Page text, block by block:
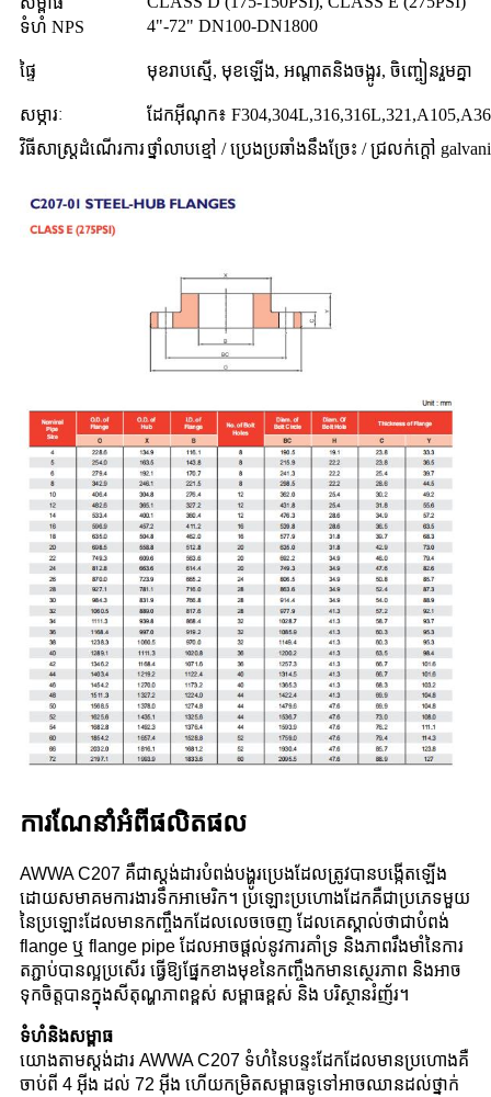
ទំហំ NPS
4"-72" DN100-DN1800
ផ្ទៃ មុខរាបស្មើ, មុខឡើង, អណ្តាតនិងចង្អូរ, ចិញ្ចៀនរួមគ្នា
សម្ភារៈ
ដែកអ៊ីណុក៖
វិធីសាស្រ្តដំណើរការថ្នាំលាបខ្មៅ / ប្រេងប្រឆាំងនឹងច្រែះ / ជ្រលក់ក្តៅ
ការណែនាំអំពីផលិតផល
AWWA C207 គឺជាស្តង់ដារបំពង់បង្ហូរប្រេងដែលត្រូវបានបង្កើតឡើង
ដោយសមាគមការងារទឹកអាមេរិក។ ប្រឡោះប្រហោងដែកគឺជាប្រភេទមួយ
នៃប្រឡោះដែលមានកញ្ចឹងកដែលលេចចេញ ដែលគេស្គាល់ថាជាបំពង់
flange ឬ flange pipe ដែលអាចផ្តល់នូវការគាំទ្រ និងភាពរឹងមាំនៃការ
តភ្ជាប់បានល្អប្រសើរ ធ្វើឱ្យផ្នែកខាងមុខនៃកញ្ចឹងកមានស្ថេរភាព និងអាច
ទុកចិត្តបានក្នុងសីតុណ្ហភាពខ្ពស់ សម្ពាធខ្ពស់ និង បរិស្ថានរំញ័រ។
ទំហំនិងសម្ពាធ
យោងតាមស្ដង់ដារ AWWA C207 ទំហំនៃបន្ទះដែកដែលមានប្រហោងគឺ
ចាប់ពី 4 អ៊ីង ដល់ 72 អ៊ីង ហើយកម្រិតសម្ពាធទូទៅអាចឈានដល់ថ្នាក់